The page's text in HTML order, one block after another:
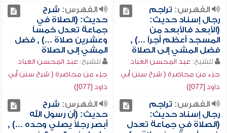
الفهرس: تراجم
رجال إسناد حديث:
(الأبعد فالأبعد من
المسجد أعظم أجراً ...) ,
فضل المشي إلى الصلاة
للشيخ: عبد المحسن العباد
جزء من محاضرة ( شرح سنن أبي
داود [077])
الفهرس: شرح
حديث: (الصلاة في
جماعة تعدل خمساً
وعشرين صلاة ...) , فضل
المشي إلى الصلاة
للشيخ: عبد المحسن العباد
جزء من محاضرة ( شرح سنن أبي
داود [077])
الفهرس: تراجم
رجال إسناد حديث:
(الصلاة في جماعة تعدل
الفهرس: شرح
حديث: (أن رسول الله
أبصر رجلاً يصلي وحده ...) ,